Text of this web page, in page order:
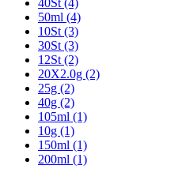
50ml (4)
10St (3)
30St (3)
12St (2)
20X2.0g (2)
25g (2)
40g (2)
105ml (1)
10g (1)
150ml (1)
200ml (1)